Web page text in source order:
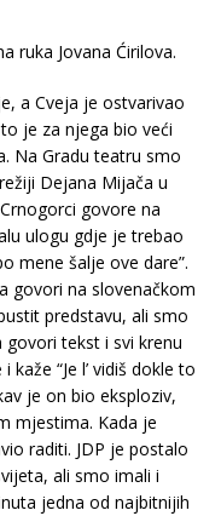
ruka Jovana Ćirilova.
a Cveja je ostvarivao
je za njega bio veći
Na Gradu teatru smo
Dejana Mijača u
govore na
ulogu gdje je trebao
mene šalje ove dare”.
govori na slovenačkom
predstavu, ali smo
govori tekst i svi krenu
“Je l’ vidiš dokle to
je on bio eksploziv,
mjestima. Kada je
raditi. JDP je postalo
ali smo imali i
jedna od najbitnijih